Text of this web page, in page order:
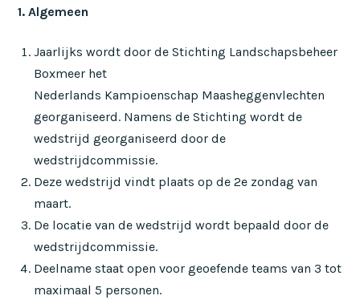
1. Algemeen
Jaarlijks wordt door de Stichting Landschapsbeheer
Boxmeer het
Nederlands Kampioenschap Maasheggenvlechten
georganiseerd. Namens de Stichting wordt de
wedstrijd georganiseerd door de
wedstrijdcommissie.
Deze wedstrijd vindt plaats op de 2e zondag van
maart.
De locatie van de wedstrijd wordt bepaald door de
wedstrijdcommissie.
Deelname staat open voor geoefende teams van 3 tot
maximaal 5 personen.